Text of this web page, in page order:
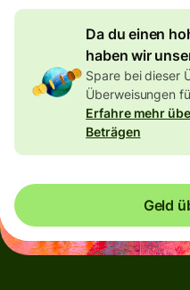
Da du einen
haben wir
Spare bei dieser
Überweisungen
Erfahre mehr
Beträgen
Geld